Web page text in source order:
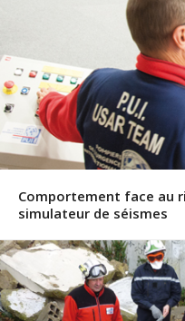
Comportement face au
simulateur de séismes